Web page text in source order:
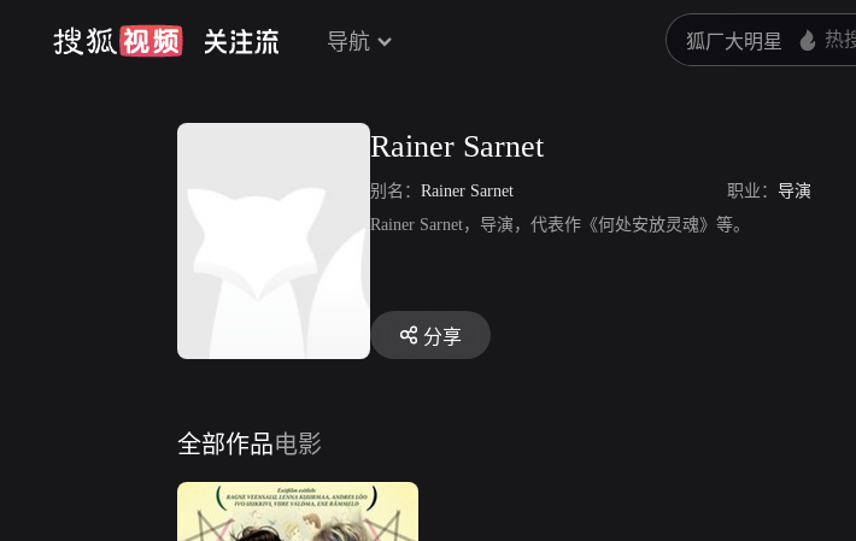
导航
Rainer Sarnet
别名： Rainer Sarnet 职业： 导演
Rainer Sarnet，导演，代表作《何处安放灵魂》等。
分享
全部作品电影